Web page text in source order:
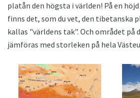
platån den högsta i världen! På en
finns det, som du vet, den tibetanska
kallas "världens tak". Och området på
jämföras med storleken på hela